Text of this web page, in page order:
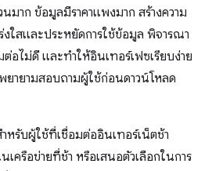
มาก ข้อมูลมีราคาแพงมาก สร้างความ
งใสและประหยัดการใช้ข้อมูล พิจารณา
อไม่ดี และทำให้อินเทอร์เฟซเรียบง่าย
ยายามสอบถามผู้ใช้ก่อนดาวน์โหลด
หรับผู้ใช้ที่เชื่อมต่ออินเทอร์เน็ตช้า
เครือข่ายที่ช้า หรือเสนอตัวเลือกในการ